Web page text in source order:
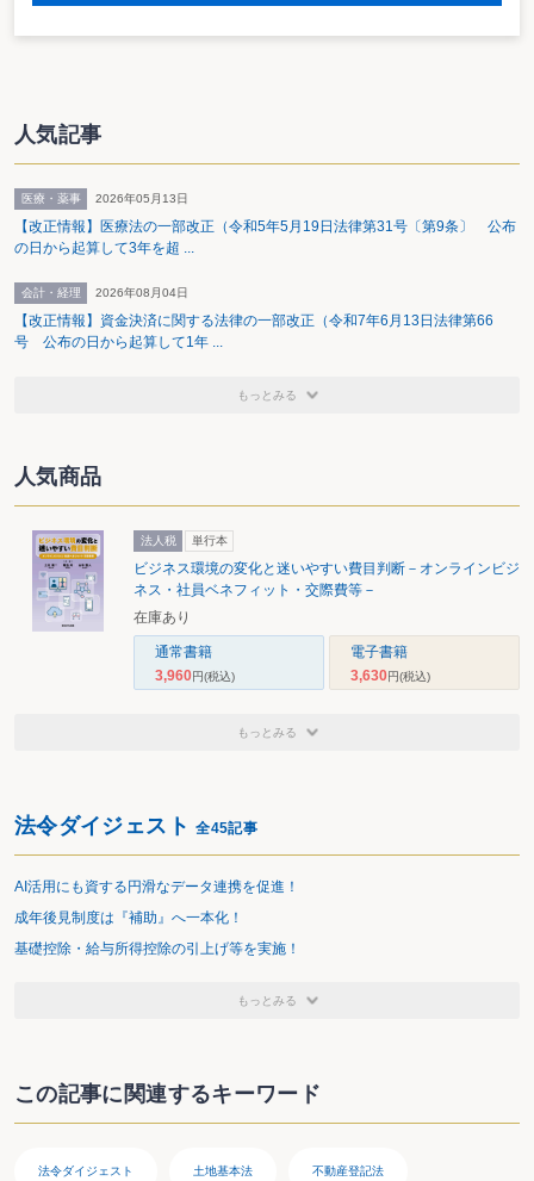
１）目的
らの復興に資する適正な土地の利用及び管理、並びにこれらを促進
するための土地の取引の円滑化及び適正な地価の形成に関する施策
を図り、国民生活の安定向上と国民経済の健全な発展に寄与するこ
とが目的とされました。
〈２〉土地は、土地所有者等による適正な利用及び管理を促進する
る活動により維持され、又は増加する場合には、土地所有者等に対
し、その価値の維持又は増加に要する費用に応じて適切な負担が求
められることとされました。
〈１〉土地所有者等は、土地についての基本理念にのっとり、土地
の利用及び管理並びに取引を行う責務を有することとされました。
措置を講ずるように努めなければならないこととされました。
不動産登記法の一部改正関係
地方公共団体は、対象土地の所有権登記名義人等のうちいずれかの
施行期日等
人気記事
医療・薬事 2026年05月13日
【改正情報】医療法の一部改正（令和5年5月19日法律第31号〔第9条〕 公布
の日から起算して3年を超 ...
会計・経理 2026年08月04日
【改正情報】資金決済に関する法律の一部改正（令和7年6月13日法律第66
号 公布の日から起算して1年 ...
もっとみる
人気商品
法人税 単行本
ビジネス環境の変化と迷いやすい費目判断－オンラインビジ
ネス・社員ベネフィット・交際費等－
在庫あり
通常書籍
3,960円(税込)
電子書籍
3,630円(税込)
もっとみる
法令ダイジェスト全45記事
AI活用にも資する円滑なデータ連携を促進！
成年後見制度は『補助』へ一本化！
基礎控除・給与所得控除の引上げ等を実施！
もっとみる
この記事に関連するキーワード
法令ダイジェスト 土地基本法 不動産登記法